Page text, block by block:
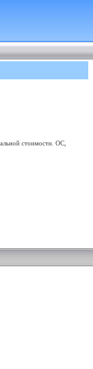
стоимости. ОС,